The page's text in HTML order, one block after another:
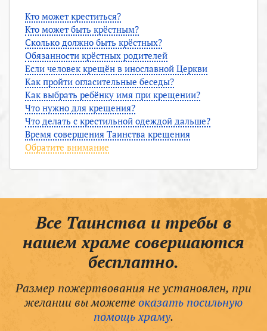
Кто может креститься?
Кто может быть крёстным?
Сколько должно быть крёстных?
Обязанности крёстных родителей
Если человек крещён в инославной Церкви
Как пройти огласительные беседы?
Как выбрать ребёнку имя при крещении?
Что нужно для крещения?
Что делать с крестильной одеждой дальше?
Время совершения Таинства крещения
Обратите внимание
Все Таинства и требы в
нашем храме совершаются
бесплатно.
Размер пожертвования не установлен, при
желании вы можетеоказать посильную
помощь храму.